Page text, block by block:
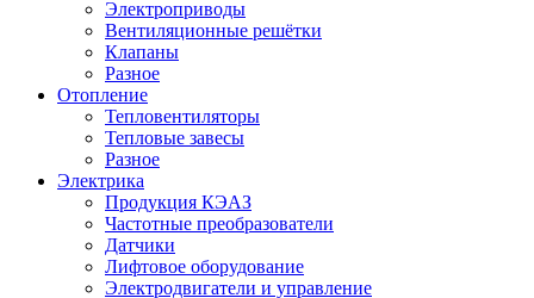
Электроприводы
Вентиляционные решётки
Клапаны
Разное
Отопление
Тепловентиляторы
Тепловые завесы
Разное
Электрика
Продукция КЭАЗ
Частотные преобразователи
Датчики
Лифтовое оборудование
Электродвигатели и управление